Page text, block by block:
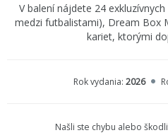
V balení nájdete 24
medzi futbalistami), Dream Box
kariet, ktorými
Rok vydania: 2026
Našli ste chybu alebo